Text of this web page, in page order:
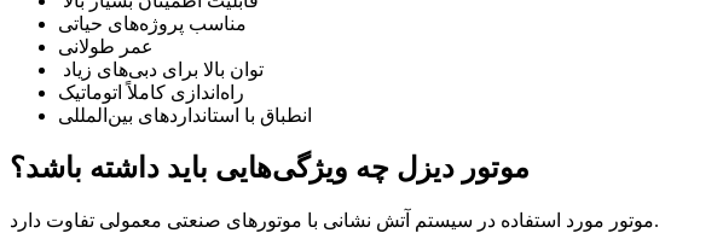
مناسب پروژه‌های حیاتی
عمر طولانی
توان بالا برای دبی‌های زیاد
راه‌اندازی کاملاً اتوماتیک
انطباق با استانداردهای بین‌المللی
موتور دیزل چه ویژگی‌هایی باید داشته باشد؟
موتور مورد استفاده در سیستم آتش نشانی با موتورهای صنعتی معمولی تفاوت دارد.